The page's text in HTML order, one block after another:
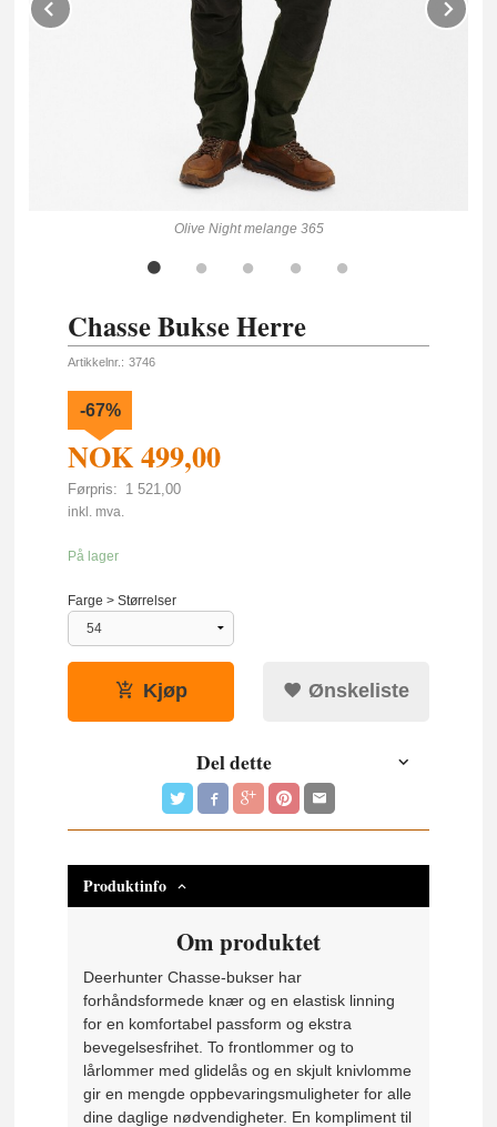
Olive Night melange 365
Prev
Chasse Bukse Herre
Artikkelnr.: 3746
NOK499,00
Førpris: 1 521,00
Rabatt
-67%
inkl. mva.
På lager
Farge > Størrelser
Kjøp Ønskeliste
Del dette
Produktinfo
Om produktet
Deerhunter Chasse-bukser har
forhåndsformede knær og en elastisk linning
for en komfortabel passform og ekstra
bevegelsesfrihet. To frontlommer og to
lårlommer med glidelås og en skjult knivlomme
gir en mengde oppbevaringsmuligheter for alle
dine daglige nødvendigheter. En kompliment til